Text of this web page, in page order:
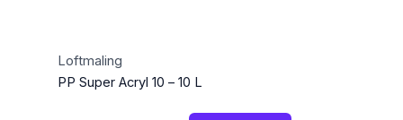
Loftmaling
PP Super Acryl 10 – 10 L